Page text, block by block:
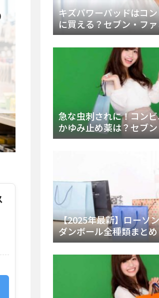
キズパワーパッドはコ
に買える？セブン・フ
ソン徹底調査＆値段と
所まとめ
急な虫刺されに！コン
かゆみ止め薬は？セブ
ン・ファミマの販売状
【2025年最新】ローソ
ダンボール全種類まと
便・ゆうパック対応サ
徹底解説